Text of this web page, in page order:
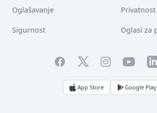
Oglašavanje Privatnost
Sigurnost Oglasi za
FacebookTwitterInstagramYouTube
App Store Google Play